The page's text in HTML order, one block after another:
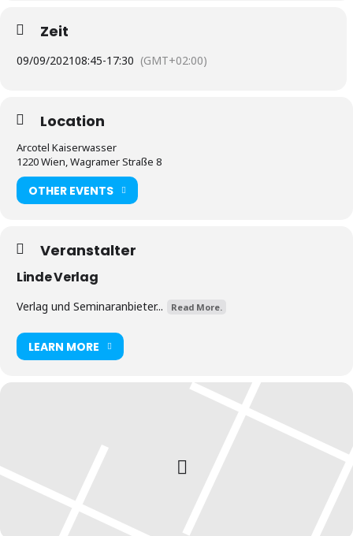
Zeit
09/09/202108:45-17:30 (GMT+02:00)
Location
Arcotel Kaiserwasser
1220 Wien, Wagramer Straße 8
OTHER EVENTS
Veranstalter
Linde Verlag
Verlag und Seminaranbieter... Read More.
LEARN MORE